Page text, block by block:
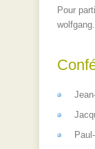
Pour